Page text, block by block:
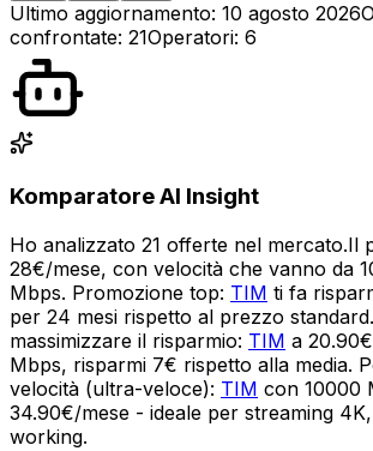
Ultimo aggiornamento: 10 agosto 2026
confrontate: 21Operatori: 6
Komparatore AI Insight
Ho analizzato 21 offerte nel mercato.Il
28€/mese, con velocità che vanno da
Mbps. Promozione top: TIM ti fa
per 24 mesi rispetto al prezzo
massimizzare il risparmio: TIM a
Mbps, risparmi 7€ rispetto alla media.
velocità (ultra-veloce): TIM con 10000
34.90€/mese - ideale per streaming
working.